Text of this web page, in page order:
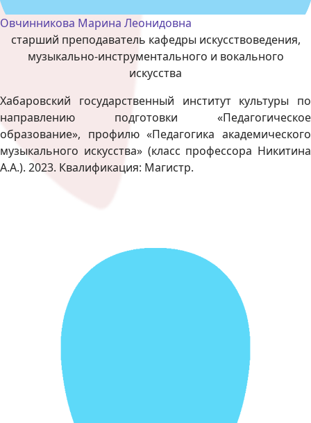
Овчинникова Марина Леонидовна
старший преподаватель кафедры искусствоведения,
музыкально-инструментального и вокального
искусства
Хабаровский государственный институт культуры по
направлению подготовки «Педагогическое
образование», профилю «Педагогика академического
музыкального искусства» (класс профессора Никитина
А.А.). 2023. Квалификация: Магистр.